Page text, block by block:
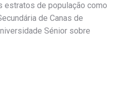
estratos de população como
de Canas de
Sénior sobre